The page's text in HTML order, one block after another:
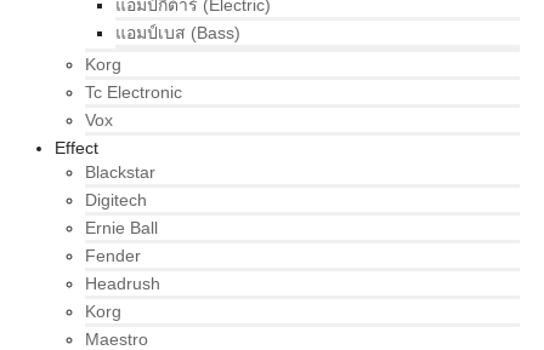
แอมป์กีต้าร์ (Electric)
แอมป์เบส (Bass)
Korg
Tc Electronic
Vox
Effect
Blackstar
Digitech
Ernie Ball
Fender
Headrush
Korg
Maestro